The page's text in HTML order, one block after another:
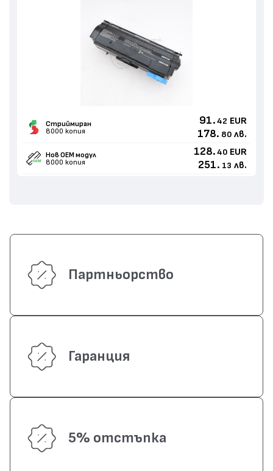
Стриймиран
8000 копия
91. 42 EUR
178. 80 лв.
Нов ОЕМ модул
8000 копия
128. 40 EUR
251. 13 лв.
Партньорство
Гаранция
5% отстъпка